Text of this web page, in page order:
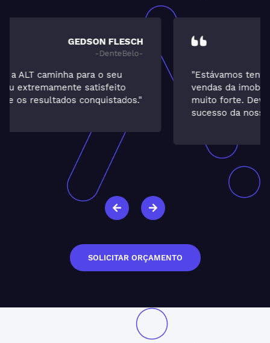
"Estávamos tentando alavancar o setor de
vendas da imobiliária, já que a locação é
muito forte. Devo ao trabalho da ALT o
sucesso da nossa investida. Muito satisfeita."
SOLICITAR ORÇAMENTO